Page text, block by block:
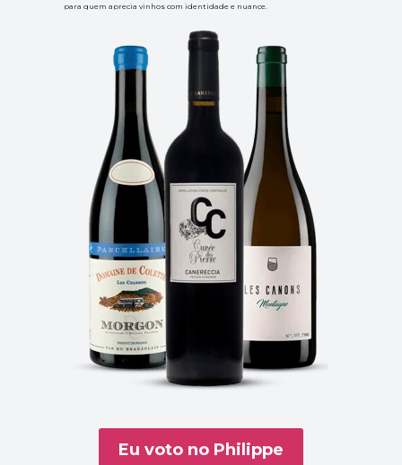
para quem aprecia vinhos com identidade e nuance.
Eu voto no Philippe